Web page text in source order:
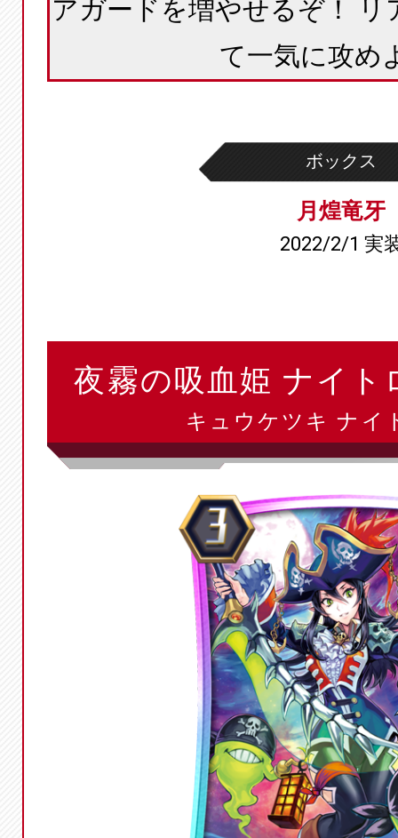
アガードを増やせるぞ！
て一気に攻め
ボックス
月煌竜牙
2022/2/1 実
夜霧の吸血姫 ナイ
キュウケツキ ナイ